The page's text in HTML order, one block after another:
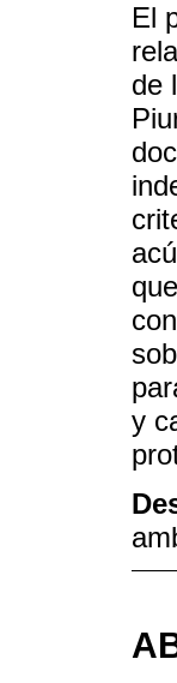
El
de
y